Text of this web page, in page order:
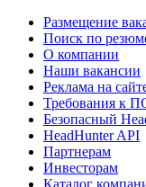
Размещение
Поиск по
О компании
Наши вакансии
Реклама на
Требования к
Безопасный
HeadHunter API
Партнерам
Инвесторам
Каталог